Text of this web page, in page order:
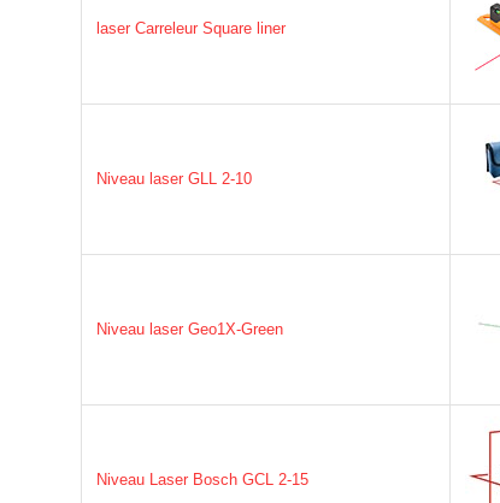
laser Carreleur Square liner
Niveau laser GLL 2-10
Niveau laser Geo1X-Green
Niveau Laser Bosch GCL 2-15